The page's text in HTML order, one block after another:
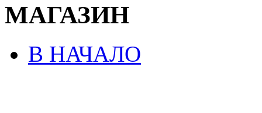
МАГАЗИН
В НАЧАЛО